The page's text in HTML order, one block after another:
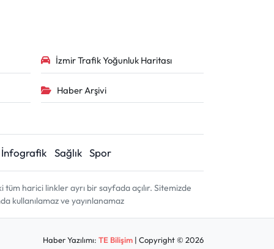
İzmir Trafik Yoğunluk Haritası
Haber Arşivi
İnfografik Sağlık Spor
harici linkler ayrı bir sayfada açılır. Sitemizde
kullanılamaz ve yayınlanamaz
Haber Yazılımı:TE Bilişim | Copyright © 2026